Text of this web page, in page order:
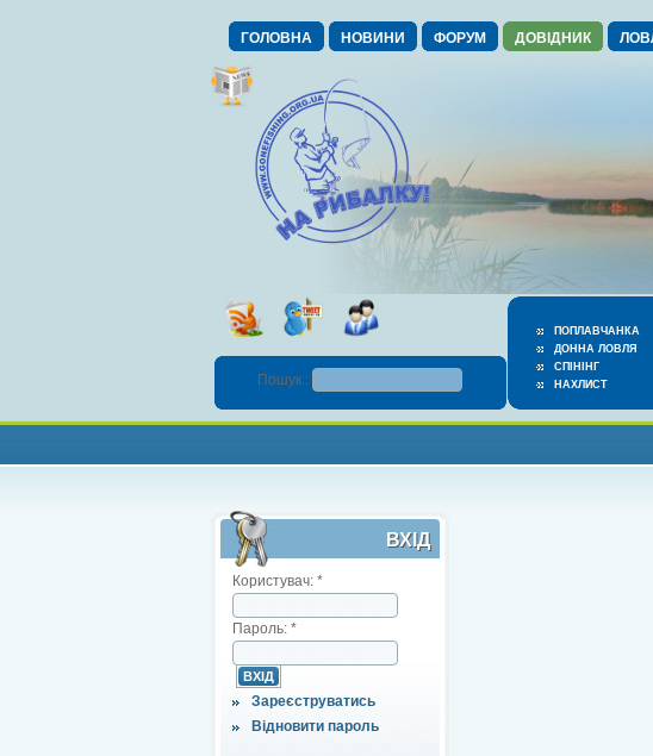
ГОЛОВНА НОВИНИ ФОРУМ ДОВІДНИК
ПОПЛАВЧАНКА
ДОННА ЛОВЛЯ
СПІНІНГ
НАХЛИСТ
Пошук :
ВХІД
Користувач: *
Пароль: *
Зареєструватись
Відновити пароль